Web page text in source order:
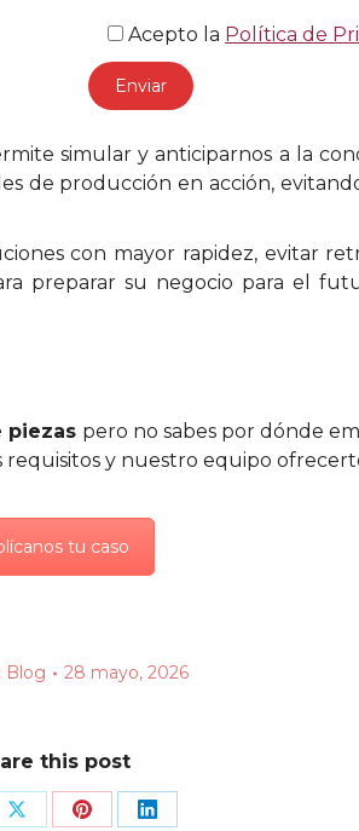
Acepto la Política de
simular y anticiparnos a la
de producción en acción,
con mayor rapidez, evitar
preparar su negocio para el
piezas pero no sabes por dónde
requisitos y nuestro equipo
tu caso
Blog 28 mayo, 2026
this post
Share Share Share